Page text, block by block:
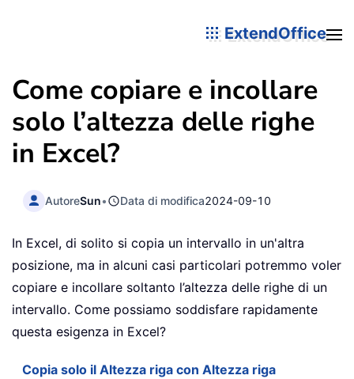
ExtendOffice
Come copiare e incollare
solo l’altezza delle righe
in Excel?
AutoreSun• Data di modifica2024-09-10
In Excel, di solito si copia un intervallo in un'altra
posizione, ma in alcuni casi particolari potremmo voler
copiare e incollare soltanto l’altezza delle righe di un
intervallo. Come possiamo soddisfare rapidamente
questa esigenza in Excel?
Copia solo il Altezza riga con Altezza riga